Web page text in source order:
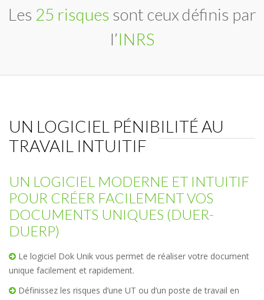
Les 25 risques sont ceux définis par
l’INRS
UN LOGICIEL PÉNIBILITÉ AU
TRAVAIL INTUITIF
UN LOGICIEL MODERNE ET INTUITIF
POUR CRÉER FACILEMENT VOS
DOCUMENTS UNIQUES (DUER-
DUERP)
Le logiciel Dok Unik vous permet de réaliser votre document
unique facilement et rapidement.
Définissez les risques d’une UT ou d’un poste de travail en